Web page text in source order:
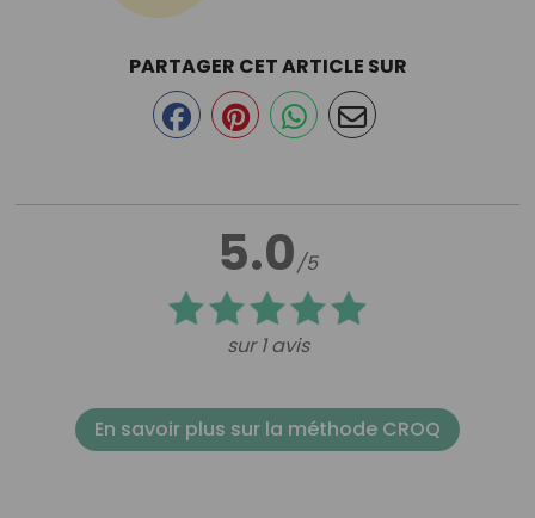
5.0/5
sur 1 avis
PARTAGER CET ARTICLE SUR
En savoir plus sur la méthode CROQ